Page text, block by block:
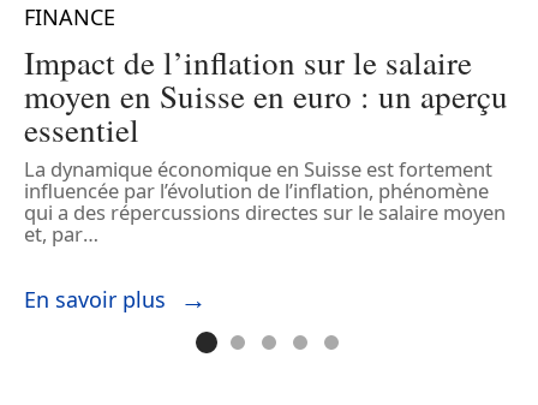
FINANCE
Impact de l’inflation sur le salaire
moyen en Suisse en euro : un aperçu
essentiel
La dynamique économique en Suisse est fortement
influencée par l’évolution de l’inflation, phénomène
qui a des répercussions directes sur le salaire moyen
et, par…
En savoir plus